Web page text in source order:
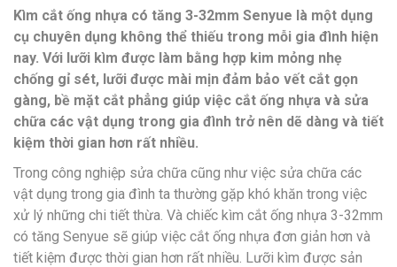
Kìm cắt ống nhựa có tăng 3-32mm Senyue là một dụng
cụ chuyên dụng không thể thiếu trong mỗi gia đình hiện
nay. Với lưỡi kìm được làm bằng hợp kim mỏng nhẹ
chống gỉ sét, lưỡi được mài mịn đảm bảo vết cắt gọn
gàng, bề mặt cắt phẳng giúp việc cắt ống nhựa và sửa
chữa các vật dụng trong gia đình trở nên dẽ dàng và tiết
kiệm thời gian hơn rất nhiều.
Trong công nghiệp sửa chữa cũng như việc sửa chữa các
vật dụng trong gia đình ta thường gặp khó khăn trong việc
xử lý những chi tiết thừa. Và chiếc kìm cắt ống nhựa 3-32mm
có tăng Senyue sẽ giúp việc cắt ống nhựa đơn giản hơn và
tiết kiệm được thời gian hơn rất nhiều. Lưỡi kìm được sản